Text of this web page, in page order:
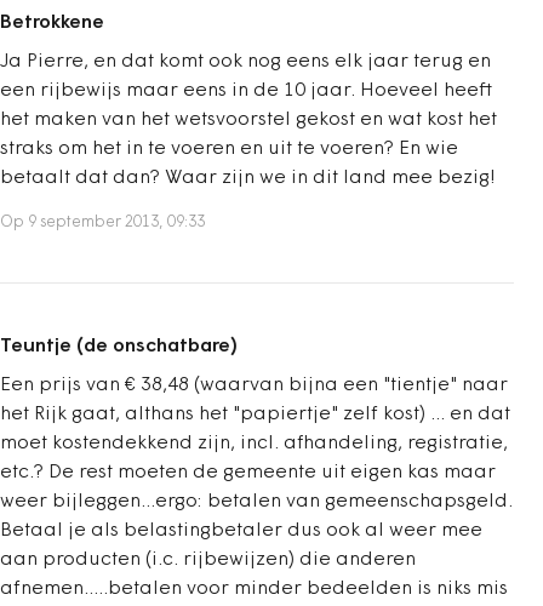
Betrokkene
Ja Pierre, en dat komt ook nog eens elk jaar terug en
een rijbewijs maar eens in de 10 jaar. Hoeveel heeft
het maken van het wetsvoorstel gekost en wat kost het
straks om het in te voeren en uit te voeren? En wie
betaalt dat dan? Waar zijn we in dit land mee bezig!
Op 9 september 2013, 09:33
Teuntje (de onschatbare)
Een prijs van € 38,48 (waarvan bijna een "tientje" naar
het Rijk gaat, althans het "papiertje" zelf kost) ... en dat
moet kostendekkend zijn, incl. afhandeling, registratie,
etc.? De rest moeten de gemeente uit eigen kas maar
weer bijleggen...ergo: betalen van gemeenschapsgeld.
Betaal je als belastingbetaler dus ook al weer mee
aan producten (i.c. rijbewijzen) die anderen
afnemen.....betalen voor minder bedeelden is niks mis